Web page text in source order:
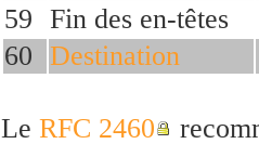
59 Fin des en-têtes
60 Destination
Le RFC 2460